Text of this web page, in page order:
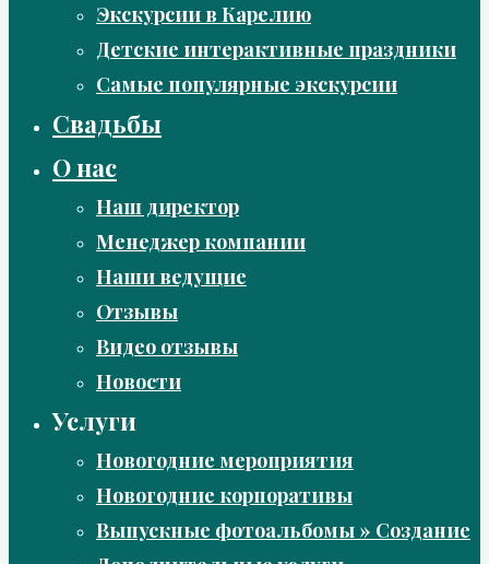
Экскурсии в Карелию
Детские интерактивные праздники
Самые популярные экскурсии
Свадьбы
О нас
Наш директор
Менеджер компании
Наши ведущие
Отзывы
Видео отзывы
Новости
Услуги
Новогодние мероприятия
Новогодние корпоративы
Выпускные фотоальбомы » Создание